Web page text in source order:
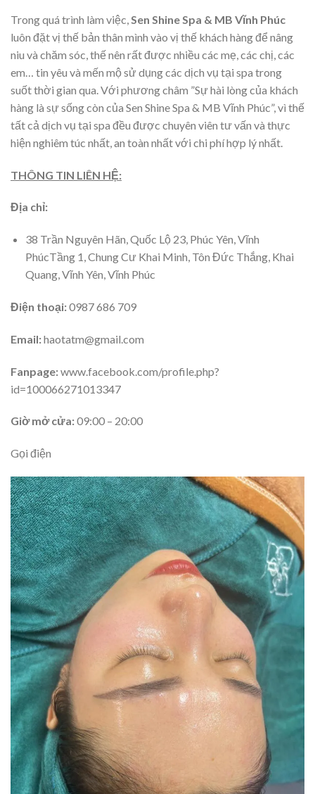
Trong quá trình làm việc,Sen Shine Spa & MB Vĩnh Phúc
luôn đặt vị thế bản thân mình vào vị thế khách hàng để nâng
niu và chăm sóc, thế nên rất được nhiều các mẹ, các chị, các
em… tin yêu và mến mộ sử dụng các dịch vụ tại spa trong
suốt thời gian qua. Với phương châm ”Sự hài lòng của khách
hàng là sự sống còn của Sen Shine Spa & MB Vĩnh Phúc”, vì thế
tất cả dịch vụ tại spa đều được chuyên viên tư vấn và thực
hiện nghiêm túc nhất, an toàn nhất với chi phí hợp lý nhất.
THÔNG TIN LIÊN HỆ:
Địa chỉ:
38 Trần Nguyên Hãn, Quốc Lộ 23, Phúc Yên, Vĩnh
PhúcTầng 1, Chung Cư Khai Minh, Tôn Đức Thắng, Khai
Quang, Vĩnh Yên, Vĩnh Phúc
Điện thoại:0987 686 709
Email:haotatm@gmail.com
Fanpage:www.facebook.com/profile.php?
id=100066271013347
Giờ mở cửa:09:00 – 20:00
Gọi điện